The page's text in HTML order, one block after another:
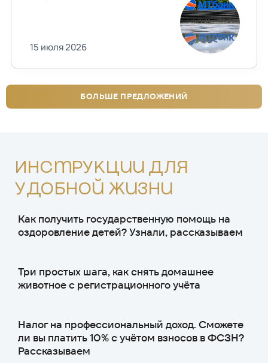
15 июля 2026
БОЛЬШЕ ПРЕДЛОЖЕНИЙ
Инструкции для
удобной жизни
Как получить государственную помощь на
оздоровление детей? Узнали, рассказываем
Три простых шага, как снять домашнее
животное с регистрационного учёта
Налог на профессиональный доход. Сможете
ли вы платить 10% с учётом взносов в ФСЗН?
Рассказываем